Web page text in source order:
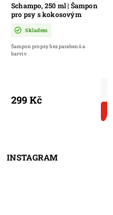
Schampo, 250 ml | Šampon
pro psy s kokosovým
Skladem
299 Kč
Šampon pro psy bez parabenů a
barviv
INSTAGRAM